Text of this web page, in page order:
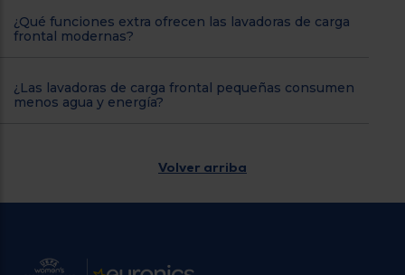
¿Qué funciones extra ofrecen las lavadoras de carga
frontal modernas?
¿Las lavadoras de carga frontal pequeñas consumen
menos agua y energía?
Volver arriba